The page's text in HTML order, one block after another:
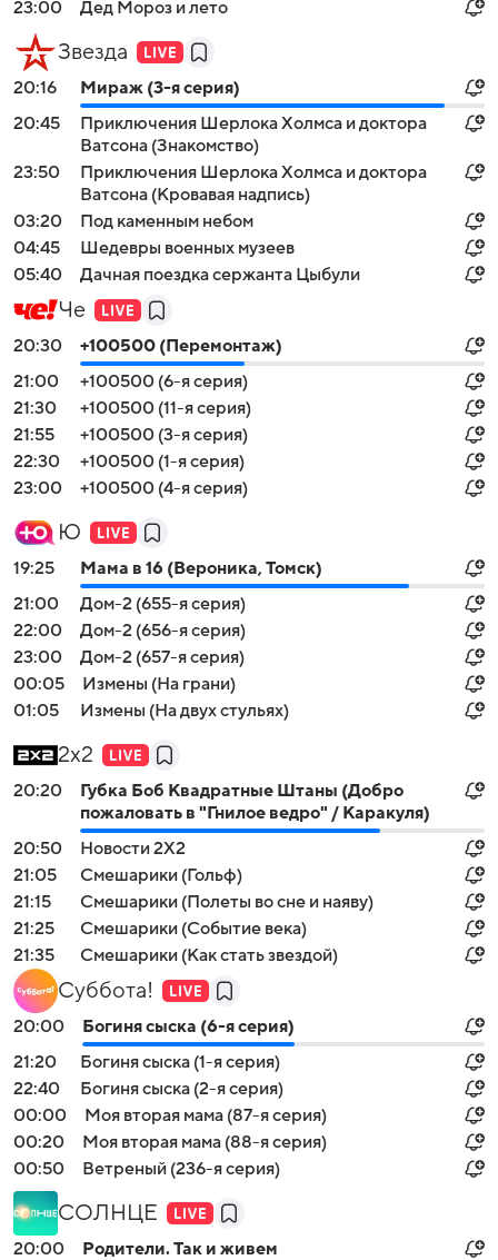
23:00 Дед Мороз и лето
Звезда
20:16
Мираж (3-я серия)
20:45
Приключения Шерлока Холмса и доктора
Ватсона (Знакомство)
23:50
Приключения Шерлока Холмса и доктора
Ватсона (Кровавая надпись)
03:20
Под каменным небом
04:45
Шедевры военных музеев
05:40
Дачная поездка сержанта Цыбули
Че
20:30
+100500 (Перемонтаж)
21:00
+100500 (6-я серия)
21:30
+100500 (11-я серия)
21:55
+100500 (3-я серия)
22:30
+100500 (1-я серия)
23:00
+100500 (4-я серия)
Ю
19:25
Мама в 16 (Вероника, Томск)
21:00
Дом-2 (655-я серия)
22:00
Дом-2 (656-я серия)
23:00
Дом-2 (657-я серия)
00:05
Измены (На грани)
01:05
Измены (На двух стульях)
2x2
20:20
Губка Боб Квадратные Штаны (Добро
пожаловать в "Гнилое ведро" / Каракуля)
20:50
Новости 2Х2
21:05
Смешарики (Гольф)
21:15
Смешарики (Полеты во сне и наяву)
21:25
Смешарики (Событие века)
21:35
Смешарики (Как стать звездой)
Суббота!
20:00
Богиня сыска (6-я серия)
21:20
Богиня сыска (1-я серия)
22:40
Богиня сыска (2-я серия)
00:00
Моя вторая мама (87-я серия)
00:20
Моя вторая мама (88-я серия)
00:50
Ветреный (236-я серия)
СОЛНЦЕ
20:00
Родители. Так и живем